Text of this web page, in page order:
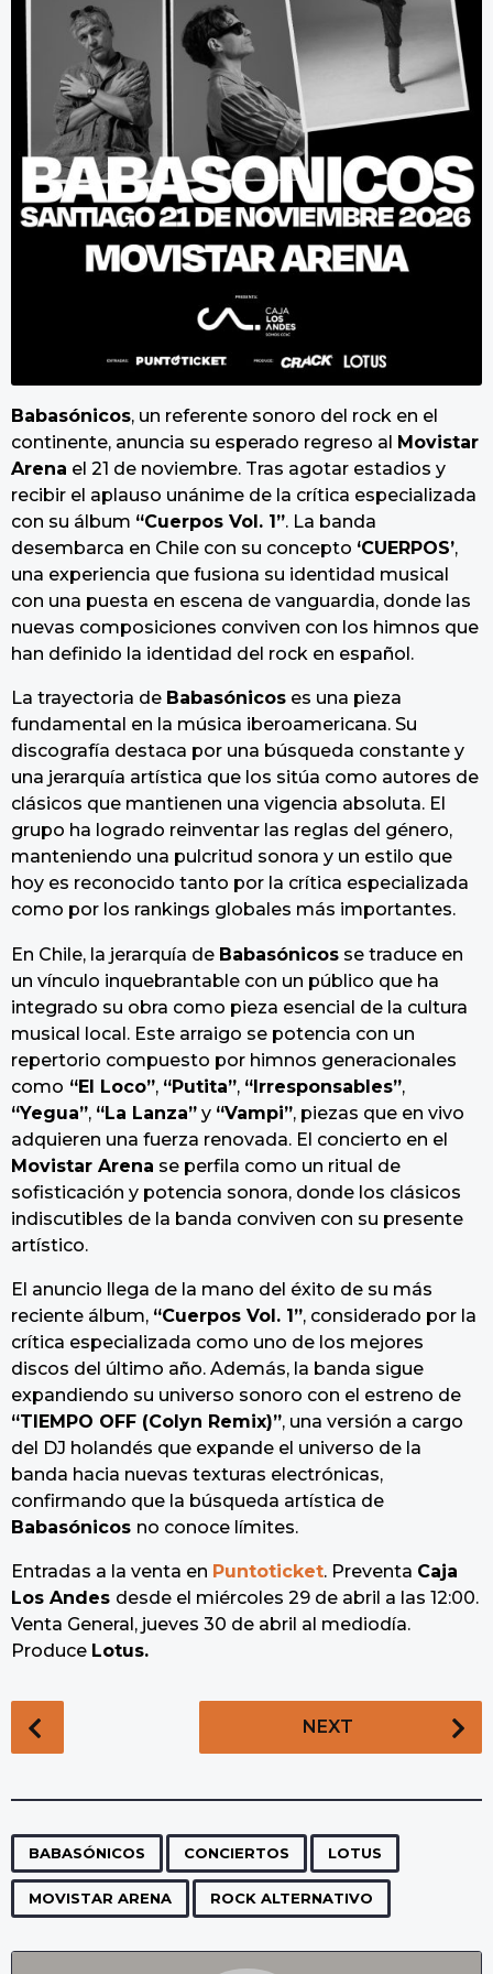
Babasónicos, un referente sonoro del rock en el
continente, anuncia su esperado regreso al Movistar
Arena el 21 de noviembre. Tras agotar estadios y
recibir el aplauso unánime de la crítica especializada
con su álbum “Cuerpos Vol. 1”. La banda
desembarca en Chile con su concepto ‘CUERPOS’,
una experiencia que fusiona su identidad musical
con una puesta en escena de vanguardia, donde las
nuevas composiciones conviven con los himnos que
han definido la identidad del rock en español.
La trayectoria de Babasónicos es una pieza
fundamental en la música iberoamericana. Su
discografía destaca por una búsqueda constante y
una jerarquía artística que los sitúa como autores de
clásicos que mantienen una vigencia absoluta. El
grupo ha logrado reinventar las reglas del género,
manteniendo una pulcritud sonora y un estilo que
hoy es reconocido tanto por la crítica especializada
como por los rankings globales más importantes.
En Chile, la jerarquía de Babasónicos se traduce en
un vínculo inquebrantable con un público que ha
integrado su obra como pieza esencial de la cultura
musical local. Este arraigo se potencia con un
repertorio compuesto por himnos generacionales
como “El Loco”, “Putita”, “Irresponsables”,
“Yegua”, “La Lanza” y “Vampi”, piezas que en vivo
adquieren una fuerza renovada. El concierto en el
Movistar Arena se perfila como un ritual de
sofisticación y potencia sonora, donde los clásicos
indiscutibles de la banda conviven con su presente
artístico.
El anuncio llega de la mano del éxito de su más
reciente álbum, “Cuerpos Vol. 1”, considerado por la
crítica especializada como uno de los mejores
discos del último año. Además, la banda sigue
expandiendo su universo sonoro con el estreno de
“TIEMPO OFF (Colyn Remix)”, una versión a cargo
del DJ holandés que expande el universo de la
banda hacia nuevas texturas electrónicas,
confirmando que la búsqueda artística de
Babasónicos no conoce límites.
Entradas a la venta en Puntoticket. Preventa Caja
Los Andes desde el miércoles 29 de abril a las 12:00.
Venta General, jueves 30 de abril al mediodía.
Produce Lotus.
o
t
P
g
i
n
NEXT
BABASÓNICOS CONCIERTOS LOTUS
MOVISTAR ARENA ROCK ALTERNATIVO